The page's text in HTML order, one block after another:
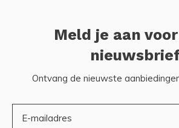
Meld je aan
Ontvang de nieuwste